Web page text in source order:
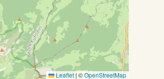
Leaflet | ©OpenStreetMap